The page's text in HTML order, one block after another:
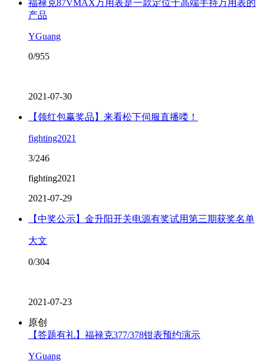
福禄克87VMAX万用表是一款定位于高端手持万用表的
产品
YGuang
0/955
2021-07-30
【领红包赢奖品】来看松下伺服直播喽！
fighting2021
3/246
fighting2021
2021-07-29
【中奖公示】金升阳开关电源有奖试用第三期获奖名单
大文
0/304
2021-07-23
原创
【答题有礼】福禄克377/378钳表预约演示
YGuang